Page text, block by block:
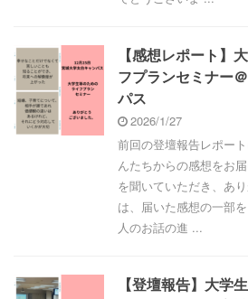
【感想レポート】
フプランセミナー
パス
2026/1/27
前回の登壇報告レポー
んたちからの感想をお
を聞いていただき、あ
は、届いた感想の一部
人のお話の進 ...
【登壇報告】大学